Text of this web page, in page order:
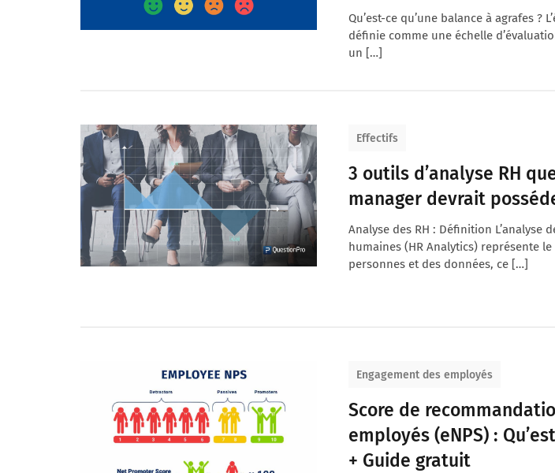
Qu’est-ce qu’une balance à agrafes ?
définie comme une échelle
un […]
Effectifs
3 outils d’analyse RH
manager devrait
Analyse des RH : Définition L’analyse
humaines (HR Analytics) représente
personnes et des données, ce […]
Engagement des employés
Score de
employés (eNPS) :
+ Guide gratuit